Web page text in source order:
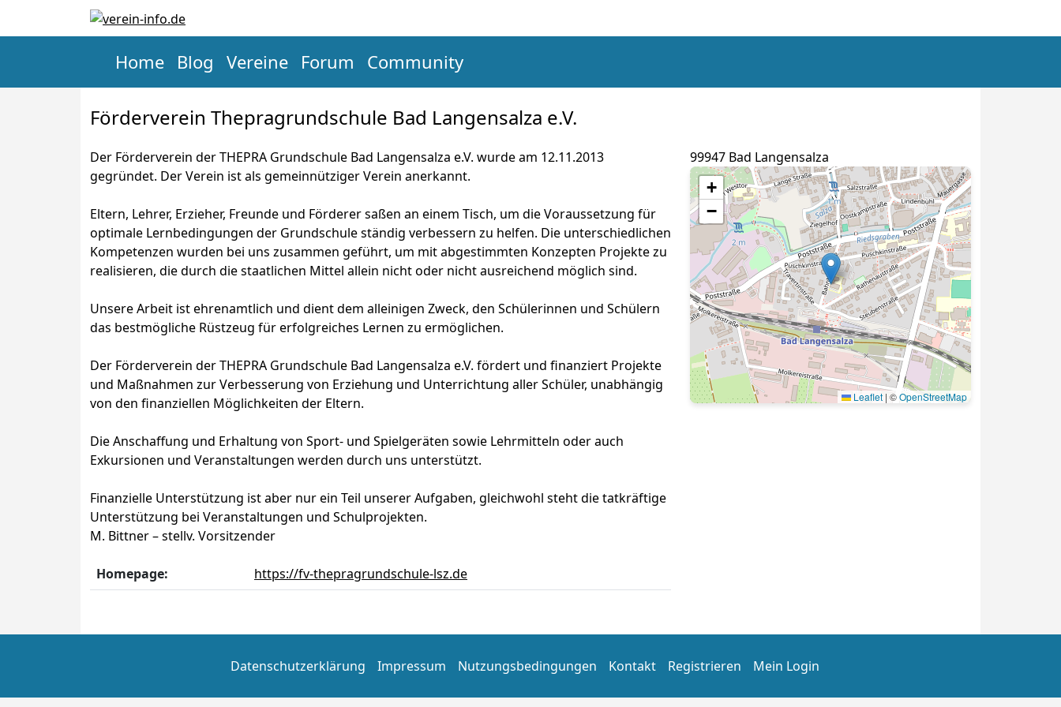
Home Blog Vereine Forum Community
Förderverein Thepragrundschule Bad Langensalza e.V.
Der Förderverein der THEPRA Grundschule Bad Langensalza e.V. wurde am 12.11.2013
gegründet. Der Verein ist als gemeinnütziger Verein anerkannt.
Eltern, Lehrer, Erzieher, Freunde und Förderer saßen an einem Tisch, um die Voraussetzung für
optimale Lernbedingungen der Grundschule ständig verbessern zu helfen. Die unterschiedlichen
Kompetenzen wurden bei uns zusammen geführt, um mit abgestimmten Konzepten Projekte zu
realisieren, die durch die staatlichen Mittel allein nicht oder nicht ausreichend möglich sind.
Unsere Arbeit ist ehrenamtlich und dient dem alleinigen Zweck, den Schülerinnen und Schülern
das bestmögliche Rüstzeug für erfolgreiches Lernen zu ermöglichen.
Der Förderverein der THEPRA Grundschule Bad Langensalza e.V. fördert und finanziert Projekte
und Maßnahmen zur Verbesserung von Erziehung und Unterrichtung aller Schüler, unabhängig
von den finanziellen Möglichkeiten der Eltern.
Die Anschaffung und Erhaltung von Sport- und Spielgeräten sowie Lehrmitteln oder auch
Exkursionen und Veranstaltungen werden durch uns unterstützt.
Finanzielle Unterstützung ist aber nur ein Teil unserer Aufgaben, gleichwohl steht die tatkräftige
Unterstützung bei Veranstaltungen und Schulprojekten.
M. Bittner – stellv. Vorsitzender
Homepage: https://fv-thepragrundschule-lsz.de
99947 Bad Langensalza
+
−
Leaflet | ©OpenStreetMap
Datenschutzerklärung Impressum Nutzungsbedingungen Kontakt Registrieren Mein Login